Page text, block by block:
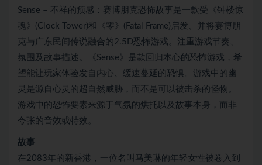
Sense – 不祥的预感：赛博朋克恐怖故事是一款受《钟楼惊
魂》(Clock Tower)和《零》(Fatal Frame)启发、并将赛博朋
克与广东民间传说融合的2.5D恐怖游戏。注重游戏节奏、
氛围及故事描述。《Sense》是款回归本心的恐怖游戏，希
望能让玩家体验发自内心、缓速蔓延的恐惧。游戏中的幽
灵是源自心灵的超自然威胁，而不是可以被击杀的怪物。
游戏中的恐怖要素来源于气氛的烘托以及故事本身，而非
夸张的音效或特效。
故事
在2083年的新香港，一位名叫马美琳的年轻女性被卷入到